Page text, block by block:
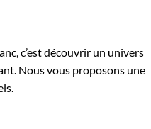
c’est découvrir un univers
Nous vous proposons une